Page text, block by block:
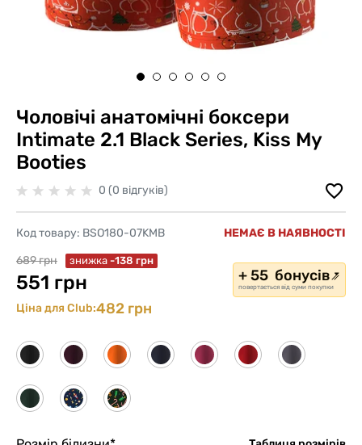
Чоловічі анатомічні боксери
Intimate 2.1 Black Series, Kiss My
Booties
0 (0 відгуків)
Код товару: BSO180-07KMB
НЕМАЄ В НАЯВНОСТІ
689 грн
знижка -138 грн
551 грн + 55 бонусів
повертається від суми покупки
Ціна для Club:482 грн